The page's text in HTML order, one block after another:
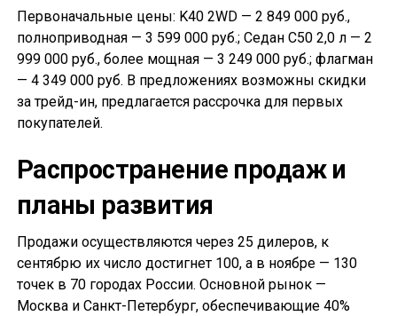
Первоначальные цены: K40 2WD — 2 849 000 руб.,
полноприводная — 3 599 000 руб.; Седан С50 2,0 л — 2
999 000 руб., более мощная — 3 249 000 руб.; флагман
— 4 349 000 руб. В предложениях возможны скидки
за трейд-ин, предлагается рассрочка для первых
покупателей.
Распространение продаж и
планы развития
Продажи осуществляются через 25 дилеров, к
сентябрю их число достигнет 100, а в ноябре — 130
точек в 70 городах России. Основной рынок —
Москва и Санкт-Петербург, обеспечивающие 40%